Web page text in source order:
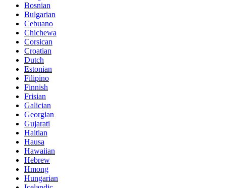
Bosnian
Bulgarian
Cebuano
Chichewa
Corsican
Croatian
Dutch
Estonian
Filipino
Finnish
Frisian
Galician
Georgian
Gujarati
Haitian
Hausa
Hawaiian
Hebrew
Hmong
Hungarian